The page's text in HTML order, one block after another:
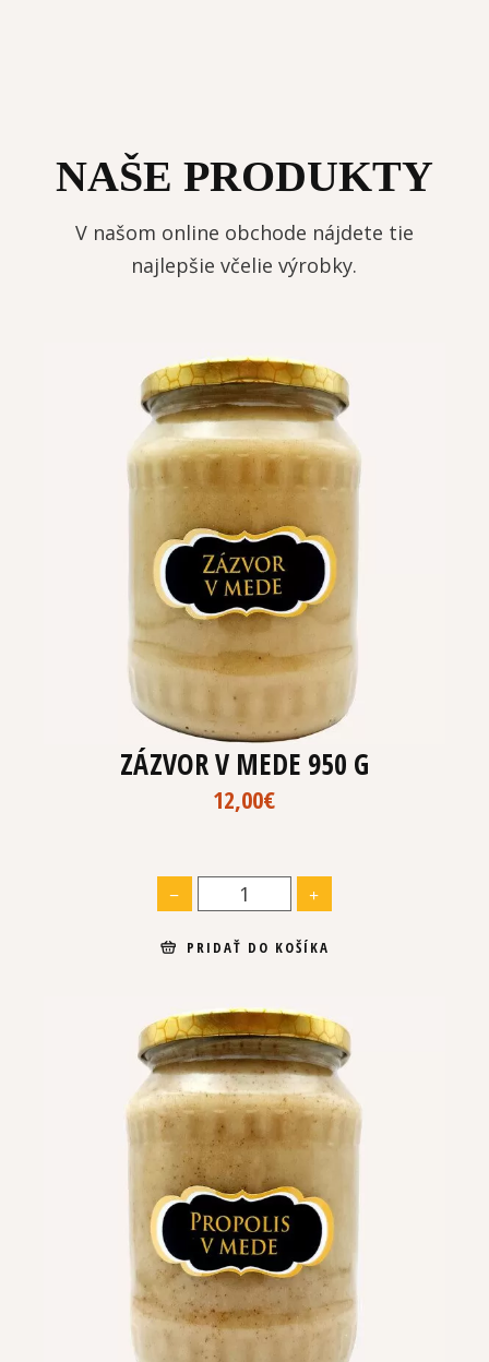
NAŠE PRODUKTY
V našom online obchode nájdete tie
najlepšie včelie výrobky.
ZÁZVOR V MEDE 950 G
12,00€
PRIDAŤ DO KOŠÍKA